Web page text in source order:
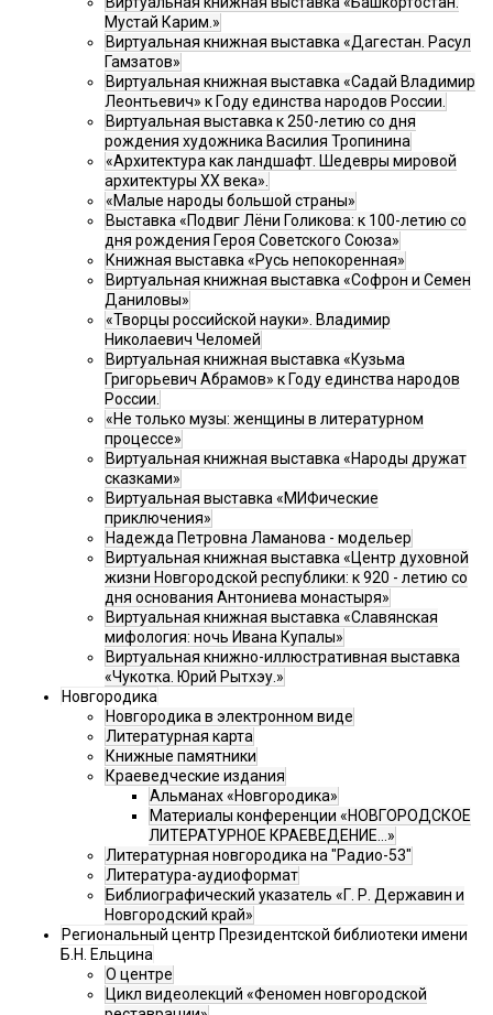
Мустай Карим.»
Виртуальная книжная выставка «Дагестан. Расул
Гамзатов»
Виртуальная книжная выставка «Садай Владимир
Леонтьевич» к Году единства народов России.
Виртуальная выставка к 250-летию со дня
рождения художника Василия Тропинина
«Архитектура как ландшафт. Шедевры мировой
архитектуры XX века».
«Малые народы большой страны»
Выставка «Подвиг Лёни Голикова: к 100-летию со
дня рождения Героя Советского Союза»
Книжная выставка «Русь непокоренная»
Виртуальная книжная выставка «Софрон и Семен
Даниловы»
«Творцы российской науки». Владимир
Николаевич Челомей
Виртуальная книжная выставка «Кузьма
Григорьевич Абрамов» к Году единства народов
России.
«Не только музы: женщины в литературном
процессе»
Виртуальная книжная выставка «Народы дружат
сказками»
Виртуальная выставка «МИФические
приключения»
Надежда Петровна Ламанова - модельер
Виртуальная книжная выставка «Центр духовной
жизни Новгородской республики: к 920 - летию со
дня основания Антониева монастыря»
Виртуальная книжная выставка «Славянская
мифология: ночь Ивана Купалы»
Виртуальная книжно-иллюстративная выставка
«Чукотка. Юрий Рытхэу.»
Новгородика
Новгородика в электронном виде
Литературная карта
Книжные памятники
Краеведческие издания
Альманах «Новгородика»
Материалы конференции «НОВГОРОДСКОЕ
ЛИТЕРАТУРНОЕ КРАЕВЕДЕНИЕ...»
Литературная новгородика на "Радио-53"
Литература-аудиоформат
Библиографический указатель «Г. Р. Державин и
Новгородский край»
Региональный центр Президентской библиотеки имени
Б.Н. Ельцина
О центре
Цикл видеолекций «Феномен новгородской